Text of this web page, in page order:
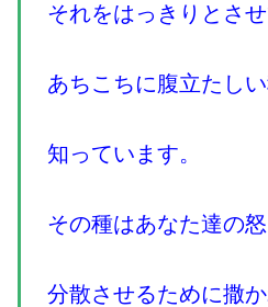
それをはっきりとさせ
あちこちに腹立たし
知っています。
その種はあなた達の
分散させるために撒